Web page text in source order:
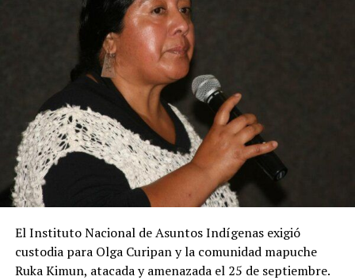
El Instituto Nacional de Asuntos Indígenas exigió
custodia para Olga Curipan y la comunidad mapuche
Ruka Kimun, atacada y amenazada el 25 de septiembre.